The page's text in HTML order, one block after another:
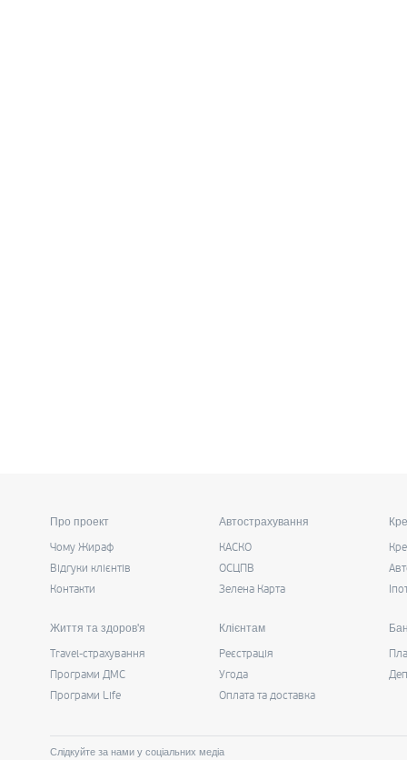
Про проект
Чому Жираф
Відгуки клієнтів
Контакти
Автострахування
КАСКО
ОСЦПВ
Зелена Карта
Життя та здоров'я
Travel-страхування
Програми ДМС
Програми Life
Клієнтам
Реєстрація
Угода
Оплата та доставка
Слідкуйте за нами у соціальних медіа